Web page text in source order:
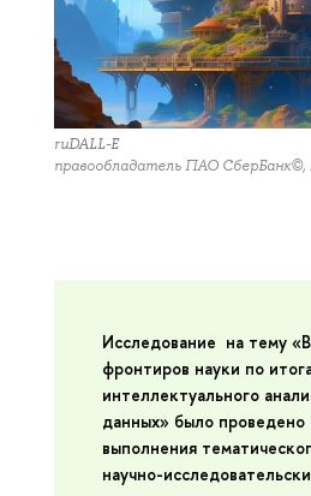
ruDALL-E
правообладатель ПАО СберБанк©,
Исследование на тему
фронтиров науки по
интеллектуального
данных» было проведено
выполнения
научно-